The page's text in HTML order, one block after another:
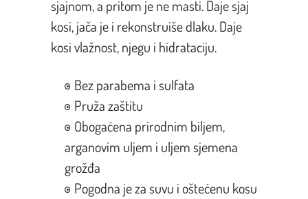
sjajnom, a pritom je ne masti. Daje sjaj
kosi, jača je i rekonstruiše dlaku. Daje
kosi vlažnost, njegu i hidrataciju.
Bez parabema i sulfata
Pruža zaštitu
Obogaćena prirodnim biljem,
arganovim uljem i uljem sjemena
grožđa
Pogodna je za suvu i oštećenu kosu